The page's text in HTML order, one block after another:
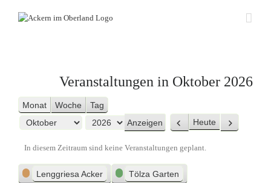
Veranstaltungen in Oktober 2026
Monat Woche Tag
Monat
Jahr Zurück
Heute Weiter
In diesem Zeitraum sind keine Veranstaltungen geplant.
Kategorien
Lenggriesa Acker Tölza Garten